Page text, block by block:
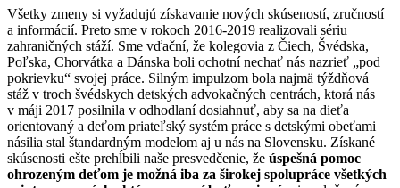
Všetky zmeny si vyžadujú získavanie nových skúseností, zručností
a informácií. Preto sme v rokoch 2016-2019 realizovali sériu
zahraničných stáží. Sme vďační, že kolegovia z Čiech, Švédska,
Poľska, Chorvátka a Dánska boli ochotní nechať nás nazrieť „pod
pokrievku“ svojej práce. Silným impulzom bola najmä týždňová
stáž v troch švédskych detských advokačných centrách, ktorá nás
v máji 2017 posilnila v odhodlaní dosiahnuť, aby sa na dieťa
orientovaný a deťom priateľský systém práce s detskými obeťami
násilia stal štandardným modelom aj u nás na Slovensku. Získané
skúsenosti ešte prehĺbili naše presvedčenie, že úspešná pomoc
ohrozeným deťom je možná iba za širokej spolupráce všetkých